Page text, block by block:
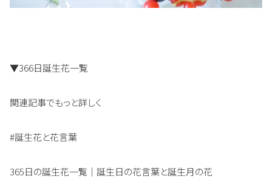
▼366日誕生花一覧
関連記事でもっと詳しく
#誕生花と花言葉
365日の誕生花一覧｜誕生日の花言葉と誕生月の花